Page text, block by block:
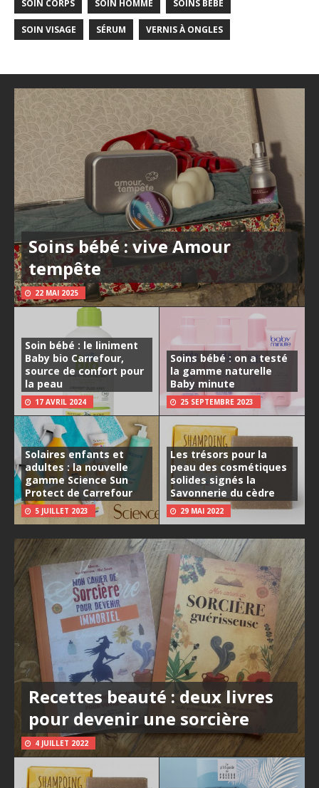
SOIN CORPS SOIN HOMME SOINS BÉBÉ
SOIN VISAGE SÉRUM VERNIS À ONGLES
Soins bébé : vive Amour
tempête
22 MAI 2025
Soin bébé : le liniment
Baby bio Carrefour,
source de confort pour
la peau
17 AVRIL 2024
Soins bébé : on a testé
la gamme naturelle
Baby minute
25 SEPTEMBRE 2023
Solaires enfants et
adultes : la nouvelle
gamme Science Sun
Protect de Carrefour
5 JUILLET 2023
Les trésors pour la
peau des cosmétiques
solides signés la
Savonnerie du cèdre
29 MAI 2022
Recettes beauté : deux livres
pour devenir une sorcière
4 JUILLET 2022